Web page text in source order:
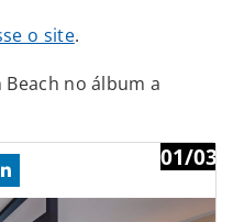
o site.
no álbum a
01/03